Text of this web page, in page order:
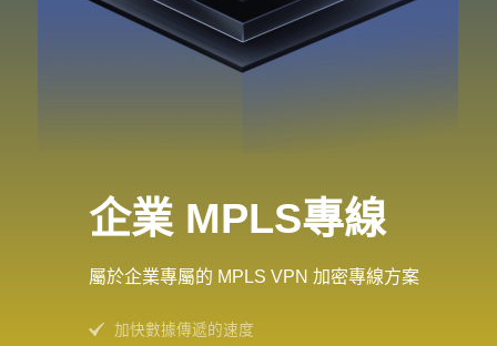
企業 MPLS專線
屬於企業專屬的 MPLS VPN 加密專線方案
加快數據傳遞的速度